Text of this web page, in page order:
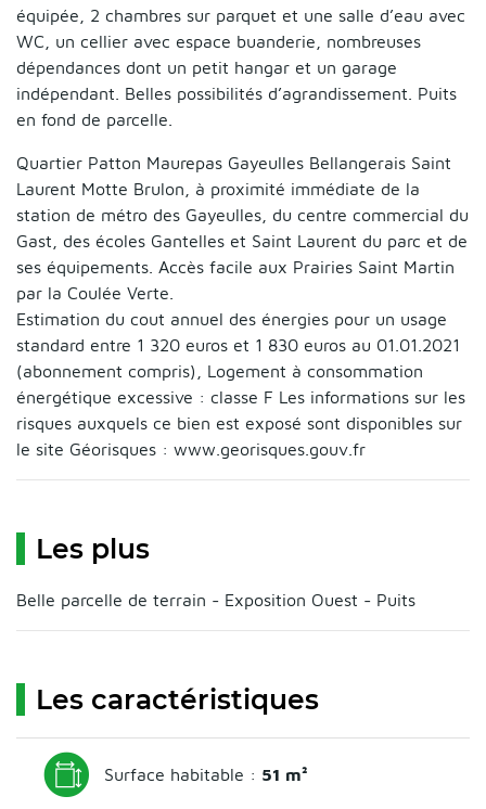
équipée, 2 chambres sur parquet et une salle d’eau avec
WC, un cellier avec espace buanderie, nombreuses
dépendances dont un petit hangar et un garage
indépendant. Belles possibilités d’agrandissement. Puits
en fond de parcelle.
Quartier Patton Maurepas Gayeulles Bellangerais Saint
Laurent Motte Brulon, à proximité immédiate de la
station de métro des Gayeulles, du centre commercial du
Gast, des écoles Gantelles et Saint Laurent du parc et de
ses équipements. Accès facile aux Prairies Saint Martin
par la Coulée Verte.
Estimation du cout annuel des énergies pour un usage
standard entre 1 320 euros et 1 830 euros au 01.01.2021
(abonnement compris), Logement à consommation
énergétique excessive : classe F Les informations sur les
risques auxquels ce bien est exposé sont disponibles sur
le site Géorisques : www.georisques.gouv.fr
Les plus
Belle parcelle de terrain - Exposition Ouest - Puits
Les caractéristiques
Surface habitable : 51 m²